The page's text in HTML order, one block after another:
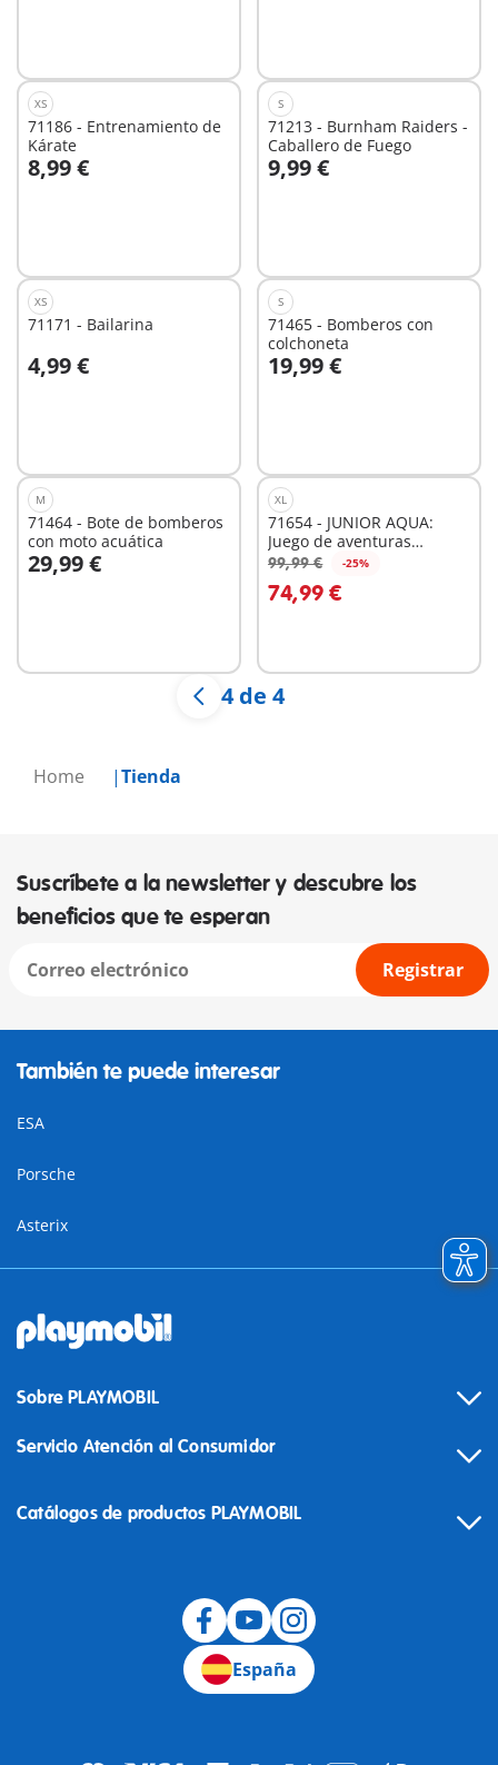
Home Tienda
XS
71186 - Entrenamiento de
Kárate
8,99 €
S
71213 - Burnham Raiders -
Caballero de Fuego
9,99 €
XS
71171 - Bailarina
4,99 €
S
71465 - Bomberos con
colchoneta
19,99 €
A la cesta
M
71464 - Bote de bomberos
con moto acuática
29,99 €
A la cesta
XL
71654 - JUNIOR AQUA:
Juego de aventuras
acuáticas
99,99 € -25%
74,99 €
A la cesta
4 de 4
Suscríbete a la newsletter y descubre los
beneficios que te esperan
Registrar
También te puede interesar
ESA
Porsche
Asterix
Sobre PLAYMOBIL
Servicio Atención al Consumidor
Catálogos de productos PLAYMOBIL
España